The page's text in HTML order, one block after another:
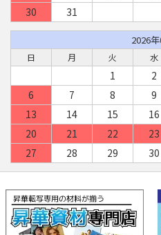
30
31
2026
日 月 火 水
1 2
6
7 8 9
13
14 15 16
20
21 22 23
27
28 29 30